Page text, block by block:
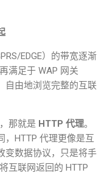
EDGE）的带宽逐渐
满足于 WAP 网关
自由地浏览完整的互联
那就是 HTTP 代理。
HTTP 代理更像是互
变数据协议，只是将手
互联网返回的 HTTP